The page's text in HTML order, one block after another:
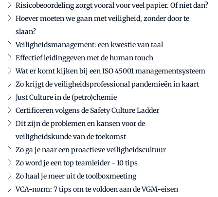
Risicobeoordeling zorgt vooral voor veel papier. Of niet dan?
Hoever moeten we gaan met veiligheid, zonder door te
slaan?
Veiligheidsmanagement: een kwestie van taal
Effectief leidinggeven met de human touch
Wat er komt kijken bij een ISO 45001 managementsysteem
Zo krijgt de veiligheidsprofessional pandemieën in kaart
Just Culture in de (petro)chemie
Certificeren volgens de Safety Culture Ladder
Dit zijn de problemen en kansen voor de
veiligheidskunde van de toekomst
Zo ga je naar een proactieve veiligheidscultuur
Zo word je een top teamleider - 10 tips
Zo haal je meer uit de toolboxmeeting
VCA-norm: 7 tips om te voldoen aan de VGM-eisen